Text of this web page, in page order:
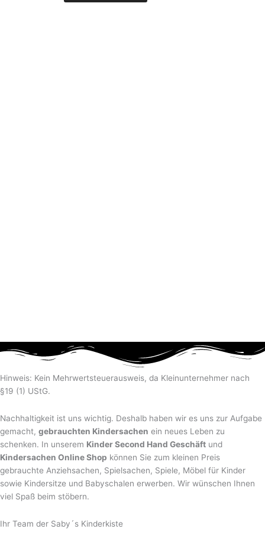
Hinweis: Kein Mehrwertsteuerausweis, da Kleinunternehmer nach
§19 (1) UStG.
Nachhaltigkeit ist uns wichtig. Deshalb haben wir es uns zur Aufgabe
gemacht, gebrauchten Kindersachen ein neues Leben zu
schenken. In unserem Kinder Second Hand Geschäft und
Kindersachen Online Shop können Sie zum kleinen Preis
gebrauchte Anziehsachen, Spiel­sachen, Spiele, Möbel für Kinder
sowie Kindersitze und Babyschalen erwerben. Wir wünschen Ihnen
viel Spaß beim stöbern.
Ihr Team der Saby´s Kinderkiste